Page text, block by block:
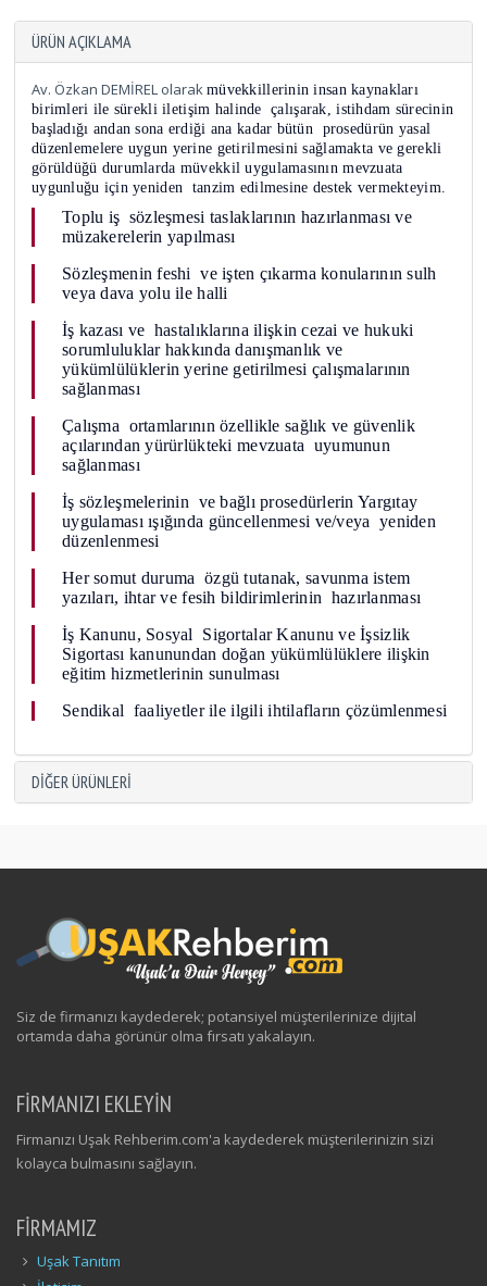
ÜRÜN AÇIKLAMA
Av. Özkan DEMİREL olarak müvekkillerinin insan kaynakları
birimleri ile sürekli iletişim halinde çalışarak, istihdam sürecinin
başladığı andan sona erdiği ana kadar bütün prosedürün yasal
düzenlemelere uygun yerine getirilmesini sağlamakta ve gerekli
görüldüğü durumlarda müvekkil uygulamasının mevzuata
uygunluğu için yeniden tanzim edilmesine destek vermekteyim.
Toplu iş sözleşmesi taslaklarının hazırlanması ve
müzakerelerin yapılması
Sözleşmenin feshi ve işten çıkarma konularının sulh
veya dava yolu ile halli
İş kazası ve hastalıklarına ilişkin cezai ve hukuki
sorumluluklar hakkında danışmanlık ve
yükümlülüklerin yerine getirilmesi çalışmalarının
sağlanması
Çalışma ortamlarının özellikle sağlık ve güvenlik
açılarından yürürlükteki mevzuata uyumunun
sağlanması
İş sözleşmelerinin ve bağlı prosedürlerin Yargıtay
uygulaması ışığında güncellenmesi ve/veya yeniden
düzenlenmesi
Her somut duruma özgü tutanak, savunma istem
yazıları, ihtar ve fesih bildirimlerinin hazırlanması
İş Kanunu, Sosyal Sigortalar Kanunu ve İşsizlik
Sigortası kanunundan doğan yükümlülüklere ilişkin
eğitim hizmetlerinin sunulması
Sendikal faaliyetler ile ilgili ihtilafların çözümlenmesi
DIĞER ÜRÜNLERI
Siz de firmanızı kaydederek; potansiyel müşterilerinize dijital
ortamda daha görünür olma fırsatı yakalayın.
FİRMANIZI EKLEYİN
Firmanızı Uşak Rehberim.com'a kaydederek müşterilerinizin sizi
kolayca bulmasını sağlayın.
FIRMAMIZ
Uşak Tanıtım